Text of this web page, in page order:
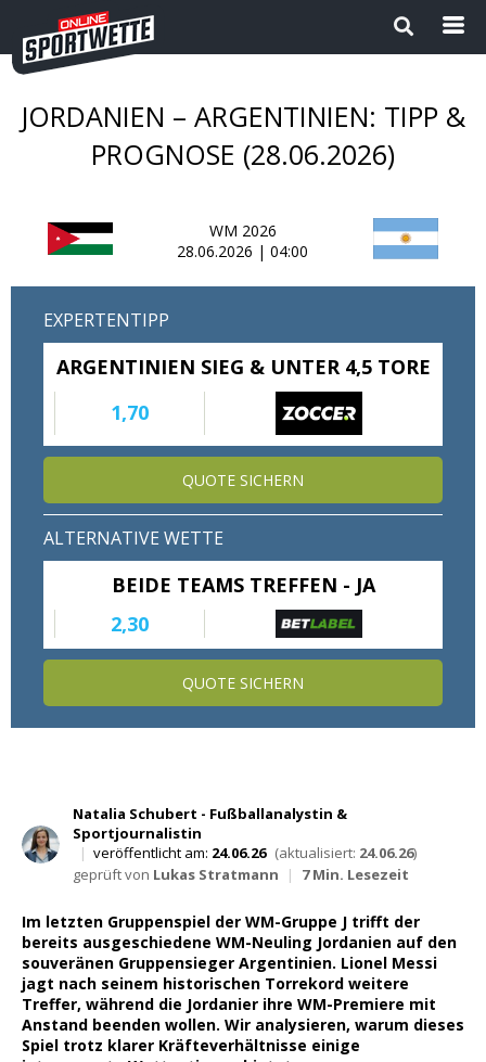
Sport Magazin 1
Vergleich 2026
Neue Wettanbieter
Sportwetten Apps
Wett Tipps für Heute
JORDANIEN – ARGENTINIEN: TIPP &
PROGNOSE (28.06.2026)
WM 2026
28.06.2026 | 04:00
EXPERTENTIPP
ARGENTINIEN SIEG & UNTER 4,5 TORE
1,70
QUOTE SICHERN
ALTERNATIVE WETTE
BEIDE TEAMS TREFFEN - JA
2,30
QUOTE SICHERN
Natalia Schubert - Fußballanalystin &
Sportjournalistin
| veröffentlicht am: 24.06.26 (aktualisiert: 24.06.26)
geprüft von Lukas Stratmann | 7 Min. Lesezeit
Im letzten Gruppenspiel der WM-Gruppe J trifft der
bereits ausgeschiedene WM-Neuling Jordanien auf den
souveränen Gruppensieger Argentinien. Lionel Messi
jagt nach seinem historischen Torrekord weitere
Treffer, während die Jordanier ihre WM-Premiere mit
Anstand beenden wollen. Wir analysieren, warum dieses
Spiel trotz klarer Kräfteverhältnisse einige